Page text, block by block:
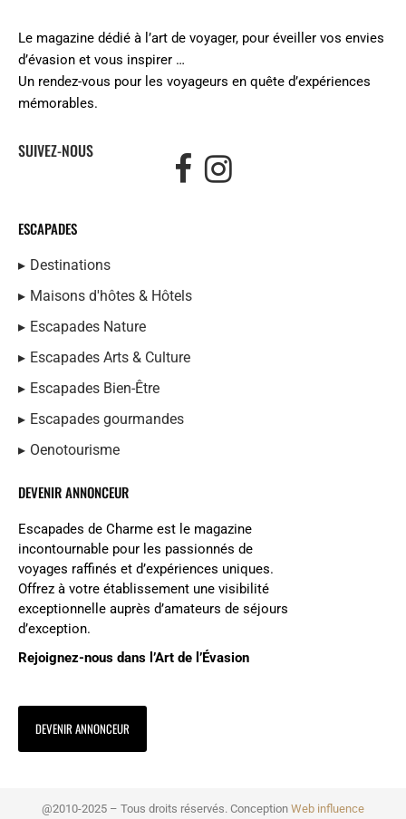
Le magazine dédié à l’art de voyager, pour éveiller vos envies
d’évasion et vous inspirer …
Un rendez-vous pour les voyageurs en quête d’expériences
mémorables.
SUIVEZ-NOUS
ESCAPADES
Destinations
Maisons d'hôtes & Hôtels
Escapades Nature
Escapades Arts & Culture
Escapades Bien-Être
Escapades gourmandes
Oenotourisme
DEVENIR ANNONCEUR
Escapades de Charme est le magazine
incontournable pour les passionnés de
voyages raffinés et d’expériences uniques.
Offrez à votre établissement une visibilité
exceptionnelle auprès d’amateurs de séjours
d’exception.
Rejoignez-nous dans l’Art de l’Évasion
DEVENIR ANNONCEUR
@2010-2025 – Tous droits réservés. Conception Web influence